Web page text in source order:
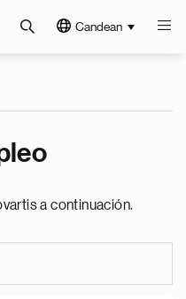
Candean
a continuación.